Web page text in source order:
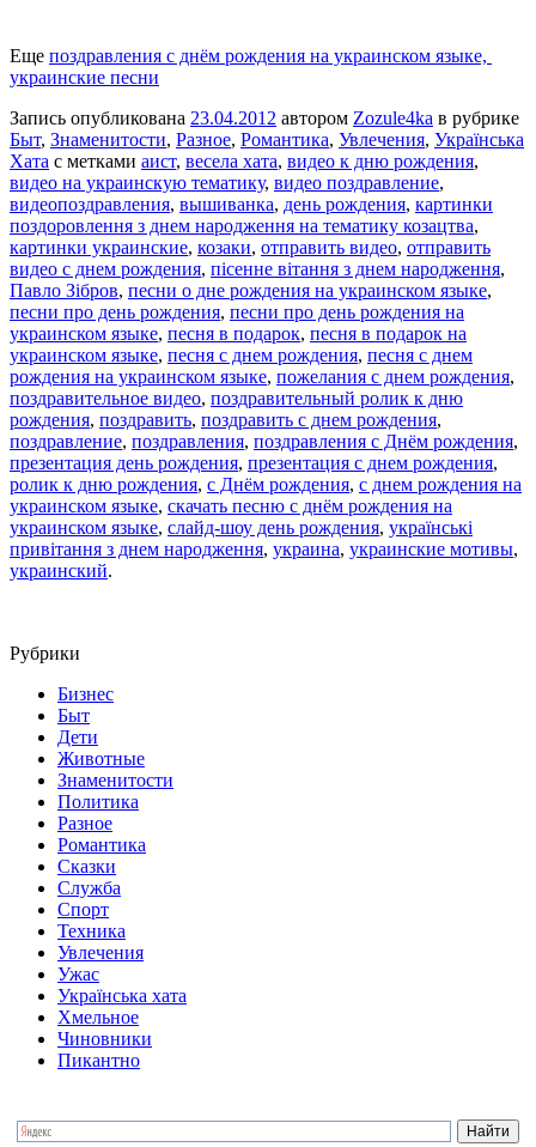
Еще поздравления с днём рождения на украинском языке,
украинские песни
Запись опубликована 23.04.2012 автором Zozule4ka в рубрике
Быт, Знаменитости, Разное, Романтика, Увлечения, Українська
Хата с метками аист, весела хата, видео к дню рождения,
видео на украинскую тематику, видео поздравление,
видеопоздравления, вышиванка, день рождения, картинки
поздоровлення з днем народження на тематику козацтва,
картинки украинские, козаки, отправить видео, отправить
видео с днем рождения, пісенне вітання з днем народження,
Павло Зібров, песни о дне рождения на украинском языке,
песни про день рождения, песни про день рождения на
украинском языке, песня в подарок, песня в подарок на
украинском языке, песня с днем рождения, песня с днем
рождения на украинском языке, пожелания с днем рождения,
поздравительное видео, поздравительный ролик к дню
рождения, поздравить, поздравить с днем рождения,
поздравление, поздравления, поздравления с Днём рождения,
презентация день рождения, презентация с днем рождения,
ролик к дню рождения, с Днём рождения, с днем рождения на
украинском языке, скачать песню с днём рождения на
украинском языке, слайд-шоу день рождения, українські
привітання з днем народження, украина, украинские мотивы,
украинский.
Рубрики
Бизнес
Быт
Дети
Животные
Знаменитости
Политика
Разное
Романтика
Сказки
Служба
Спорт
Техника
Увлечения
Ужас
Українська хата
Хмельное
Чиновники
Пикантно